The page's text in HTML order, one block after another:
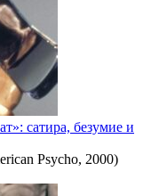
сатира, безумие и
Psycho, 2000)